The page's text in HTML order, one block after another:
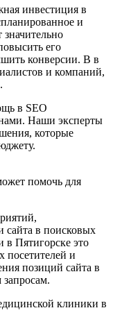
инвестиция в
и
его
конверсии. В в
и компаний,
в SEO
Наши эксперты
которые
помочь для
в поисковых
в Пятигорске это
посетителей и
позиций сайта в
запросам.
клиники в